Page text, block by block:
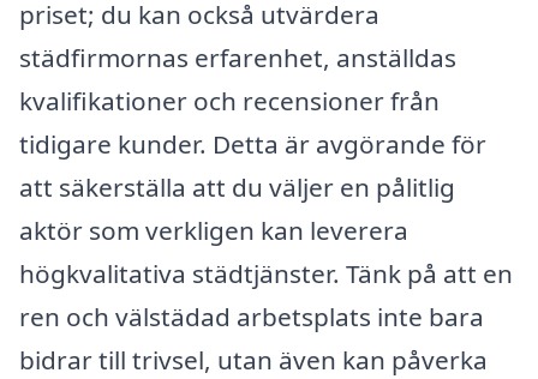
priset; du kan också utvärdera
städfirmornas erfarenhet, anställdas
kvalifikationer och recensioner från
tidigare kunder. Detta är avgörande för
att säkerställa att du väljer en pålitlig
aktör som verkligen kan leverera
högkvalitativa städtjänster. Tänk på att en
ren och välstädad arbetsplats inte bara
bidrar till trivsel, utan även kan påverka